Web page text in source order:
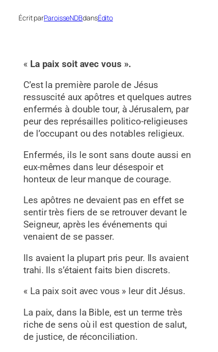
Écrit parParoisseNDBdansÉdito
« La paix soit avec vous ».
C’est la première parole de Jésus
ressuscité aux apôtres et quelques autres
enfermés à double tour, à Jérusalem, par
peur des représailles politico-religieuses
de l’occupant ou des notables religieux.
Enfermés, ils le sont sans doute aussi en
eux-mêmes dans leur désespoir et
honteux de leur manque de courage.
Les apôtres ne devaient pas en effet se
sentir très fiers de se retrouver devant le
Seigneur, après les événements qui
venaient de se passer.
Ils avaient la plupart pris peur. Ils avaient
trahi. Ils s’étaient faits bien discrets.
« La paix soit avec vous » leur dit Jésus.
La paix, dans la Bible, est un terme très
riche de sens où il est question de salut,
de justice, de réconciliation.